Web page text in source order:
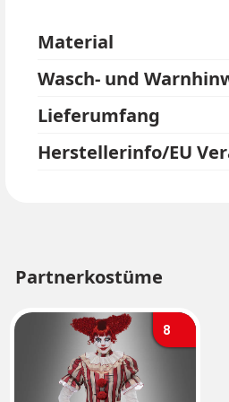
Material
Wasch- und
Lieferumfang
Herstellerinfo/EU
Partnerkostüme
8